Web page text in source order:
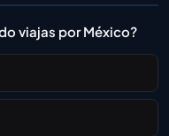
viajas por México?